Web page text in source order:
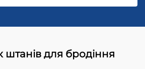
для бродіння